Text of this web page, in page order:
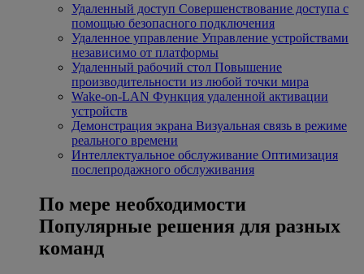
Удаленный доступ Совершенствование доступа с
помощью безопасного подключения
Удаленное управление Управление устройствами
независимо от платформы
Удаленный рабочий стол Повышение
производительности из любой точки мира
Wake-on-LAN Функция удаленной активации
устройств
Демонстрация экрана Визуальная связь в режиме
реального времени
Интеллектуальное обслуживание Оптимизация
послепродажного обслуживания
По мере необходимости
Популярные решения для разных
команд